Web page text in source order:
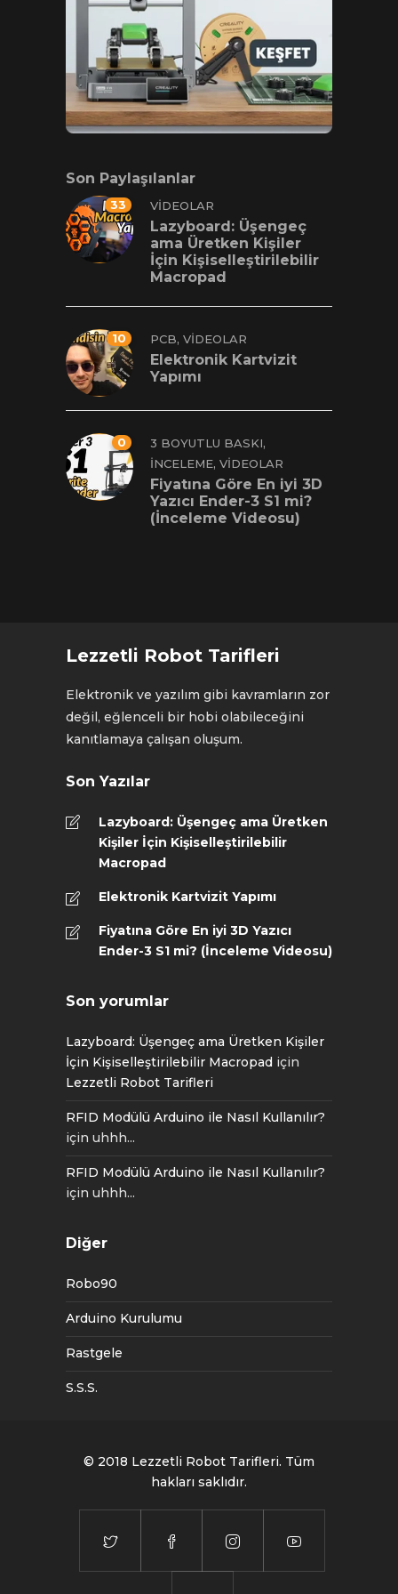
Son Paylaşılanlar
33 VIDEOLAR
Lazyboard: Üşengeç
ama Üretken Kişiler
İçin Kişiselleştirilebilir
Macropad
10 PCB, VIDEOLAR
Elektronik Kartvizit
Yapımı
0 3 BOYUTLU BASKI,
İNCELEME, VIDEOLAR
Fiyatına Göre En iyi 3D
Yazıcı Ender-3 S1 mi?
(İnceleme Videosu)
Lezzetli Robot Tarifleri
Elektronik ve yazılım gibi kavramların zor
değil, eğlenceli bir hobi olabileceğini
kanıtlamaya çalışan oluşum.
Son Yazılar
Lazyboard: Üşengeç ama Üretken
Kişiler İçin Kişiselleştirilebilir
Macropad
Elektronik Kartvizit Yapımı
Fiyatına Göre En iyi 3D Yazıcı
Ender-3 S1 mi? (İnceleme Videosu)
Son yorumlar
Lazyboard: Üşengeç ama Üretken Kişiler
İçin Kişiselleştirilebilir Macropad için
Lezzetli Robot Tarifleri
RFID Modülü Arduino ile Nasıl Kullanılır?
için uhhh...
RFID Modülü Arduino ile Nasıl Kullanılır?
için uhhh...
Diğer
Robo90
Arduino Kurulumu
Rastgele
S.S.S.
© 2018 Lezzetli Robot Tarifleri. Tüm
hakları saklıdır.